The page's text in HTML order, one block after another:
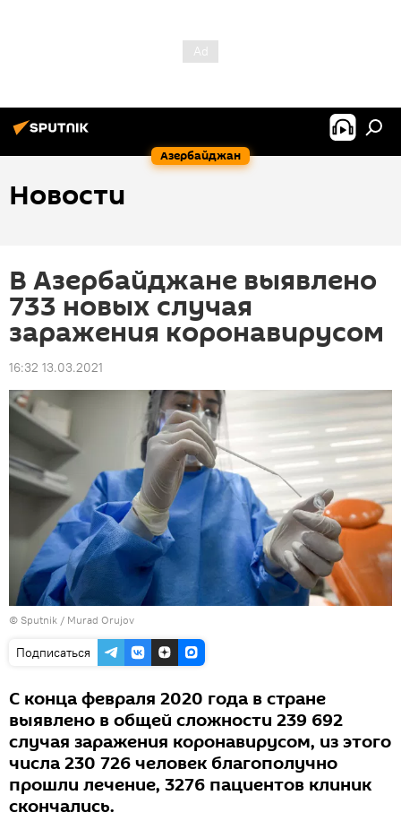
Азербайджан
Новости
В Азербайджане выявлено
733 новых случая
заражения коронавирусом
16:32 13.03.2021
© Sputnik / Murad Orujov
Подписаться
С конца февраля 2020 года в стране
выявлено в общей сложности 239 692
случая заражения коронавирусом, из этого
числа 230 726 человек благополучно
прошли лечение, 3276 пациентов клиник
скончались.